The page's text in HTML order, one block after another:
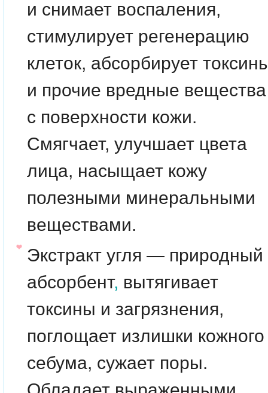
и снимает воспаления,
стимулирует регенерацию
клеток, абсорбирует
и прочие вредные вещества
с поверхности кожи.
Смягчает, улучшает цвета
лица, насыщает кожу
полезными минеральными
веществами.
Экстракт угля — природный
абсорбент, вытягивает
токсины и загрязнения,
поглощает излишки кожного
себума, сужает поры.